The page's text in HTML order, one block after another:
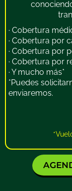
· Cobertura
· Cobertura por
· Cobertura por
· Cobertura por
· Y mucho más*
*Puedes
enviaremos.